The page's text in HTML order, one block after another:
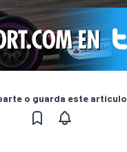
o guarda este artículo